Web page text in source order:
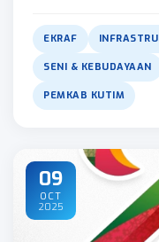
EKRAF
SENI & KEBUDAYAAN
PEMKAB KUTIM
09
OCT
2025